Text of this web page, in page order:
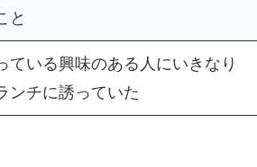
と
ている興味のある人にいきなり
ンチに誘っていた